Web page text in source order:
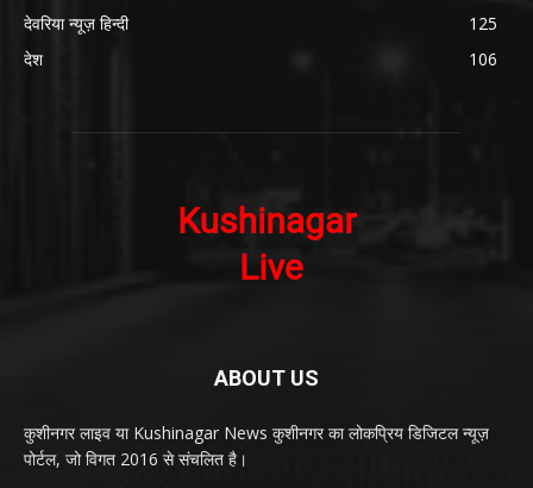
देवरिया न्यूज़ हिन्दी
125
देश
106
ABOUT US
कुशीनगर लाइव या Kushinagar News कुशीनगर का लोकप्रिय डिजिटल न्यूज़
पोर्टल, जो विगत 2016 से संचलित है।